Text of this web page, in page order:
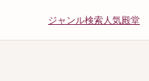
ジャンル検索人気殿堂